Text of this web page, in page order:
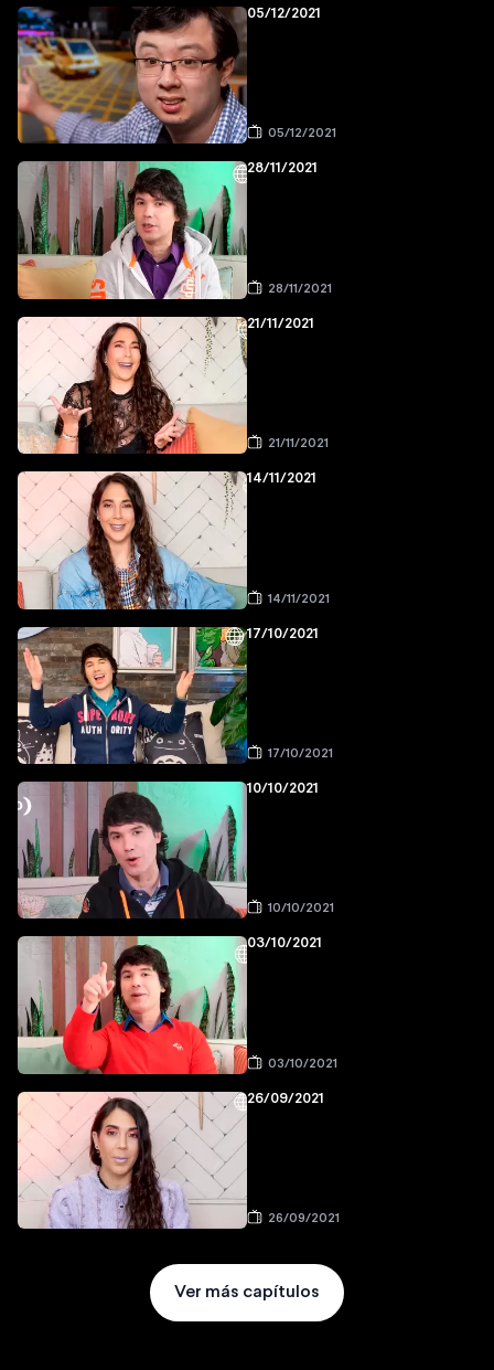
05/12/2021
05/12/2021
28/11/2021
28/11/2021
21/11/2021
21/11/2021
14/11/2021
14/11/2021
17/10/2021
17/10/2021
10/10/2021
10/10/2021
03/10/2021
03/10/2021
26/09/2021
26/09/2021
Ver más capítulos